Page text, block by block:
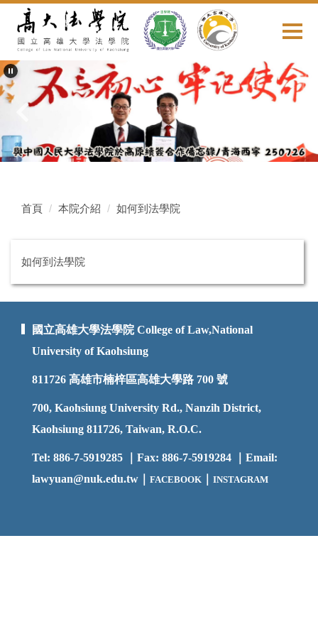
要
內
容
區
首頁 本院介紹 如何到法學院
如何到法學院
國立高雄大學法學院 College of Law,National
University of Kaohsiung
811726 高雄市楠梓區高雄大學路 700 號
700, Kaohsiung University Rd., Nanzih District,
Kaohsiung 811726, Taiwan, R.O.C.
Tel: 886-7-5919285 ｜Fax: 886-7-5919284 ｜Email:
lawyuan@nuk.edu.tw｜ FACEBOOK INSTAGRAM